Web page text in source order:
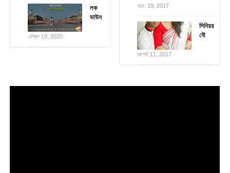
লক
ডাউন
এপ্রিল 18, 2020
নভে. 19, 2017
সিনিয়র
বৌ
আগস্ট 11, 2017